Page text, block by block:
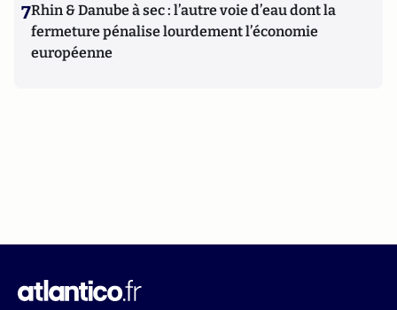
7Rhin & Danube à sec : l’autre voie d’eau dont la
fermeture pénalise lourdement l’économie
européenne